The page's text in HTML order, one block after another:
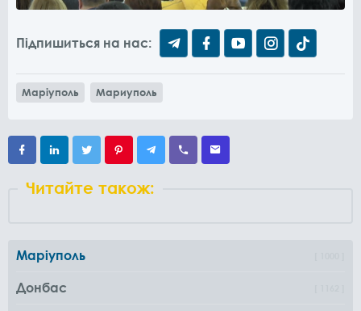
Підпишиться на нас:
Маріуполь Мариуполь
Читайте також:
Маріуполь
Донбас